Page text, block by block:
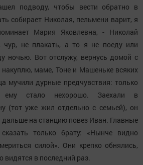
подводу, чтобы вести обратно в
собирает Николая, пельмени варит, я
Мария Яковлевна, - Николай
чур, не плакать, а то я не поеду или
ночью. Вот отслужу, вернусь домой с
накуплю, маме, Тоне и Машеньке всяких
мучили дурные предчувствия: только
ему стало нехорошо. Заехали в
(тот уже жил отдельно с семьей), он
на станцию повез Иван. Главные
только брату: «Нынче видно
силой». Они крепко обнялись,
видятся в последний раз.